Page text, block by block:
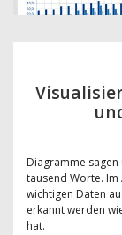
Diagramme
tausend Worte.
wichtigen Daten
erkannt werden
hat.